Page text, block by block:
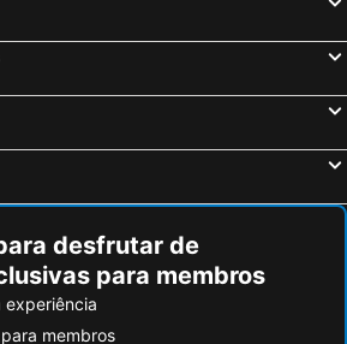
desfrutar de
para membros
experiência
membros